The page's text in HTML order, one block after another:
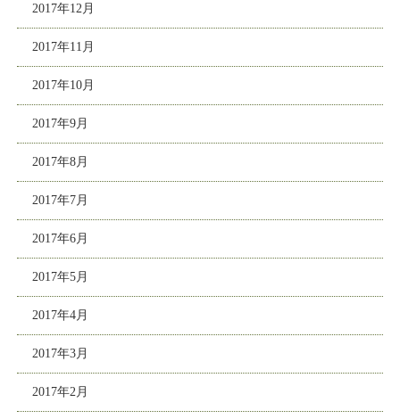
2017年12月
2017年11月
2017年10月
2017年9月
2017年8月
2017年7月
2017年6月
2017年5月
2017年4月
2017年3月
2017年2月